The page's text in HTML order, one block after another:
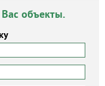
объекты.